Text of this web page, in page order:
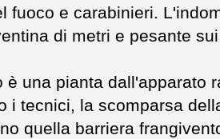
fuoco e carabinieri.
di metri e pesante
è una pianta dall'apparato
i tecnici, la scomparsa
quella barriera